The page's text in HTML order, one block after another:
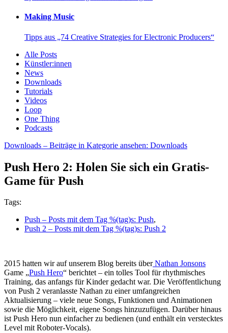
Making Music
Tipps aus „74 Creative Strategies for Electronic Producers“
Alle Posts
Künstler:innen
News
Downloads
Tutorials
Videos
Loop
One Thing
Podcasts
Downloads – Beiträge in Kategorie ansehen: Downloads
Push Hero 2: Holen Sie sich ein Gratis-
Game für Push
Tags:
Push – Posts mit dem Tag %(tag)s: Push,
Push 2 – Posts mit dem Tag %(tag)s: Push 2
2015 hatten wir auf unserem Blog bereits überNathan Jonsons
Game „Push Hero“ berichtet – ein tolles Tool für rhythmisches
Training, das anfangs für Kinder gedacht war. Die Veröffentlichung
von Push 2 veranlasste Nathan zu einer umfangreichen
Aktualisierung – viele neue Songs, Funktionen und Animationen
sowie die Möglichkeit, eigene Songs hinzuzufügen. Darüber hinaus
ist Push Hero nun einfacher zu bedienen (und enthält ein verstecktes
Level mit Roboter-Vocals).